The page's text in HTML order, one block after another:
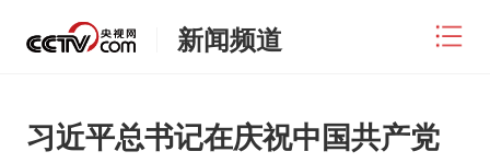
新闻频道
习近平总书记在庆祝中国共产党